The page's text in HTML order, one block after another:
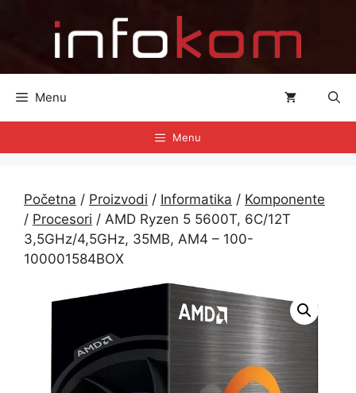
Menu
Menu
Početna / Proizvodi / Informatika / Komponente
/ Procesori / AMD Ryzen 5 5600T, 6C/12T
3,5GHz/4,5GHz, 35MB, AM4 – 100-
100001584BOX